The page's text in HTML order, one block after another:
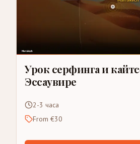
Урок серфинга и
Эссаувире
2-3 часа
From €30